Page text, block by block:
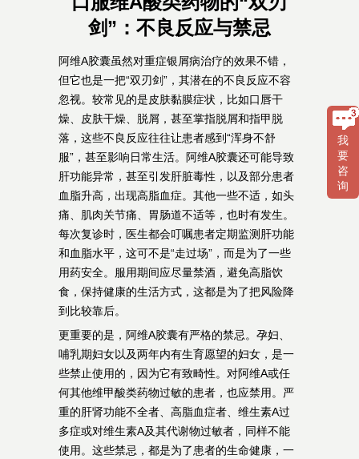
剑”：不良反应与禁忌
阿维A胶囊虽然对重症银屑病治疗的效果不错，
但它也是一把“双刃剑”，其潜在的不良反应不容
忽视。较常见的是皮肤黏膜症状，比如口唇干
燥、皮肤干燥、脱屑，甚至掌指脱屑和指甲脱
落，这些不良反应往往让患者感到“浑身不舒
服”，甚至影响日常生活。阿维A胶囊还可能导致
肝功能异常，甚至引发肝脏毒性，以及部分患者
血脂升高，出现高脂血症。其他一些不适，如头
痛、肌肉关节痛、胃肠道不适等，也时有发生。
每次复诊时，医生都会叮嘱患者定期监测肝功能
和血脂水平，这可不是“走过场”，而是为了一些
用药安全。服用期间应尽量禁酒，避免高脂饮
食，保持健康的生活方式，这都是为了把风险降
到比较靠后。
更重要的是，阿维A胶囊有严格的禁忌。孕妇、
哺乳期妇女以及两年内有生育愿望的妇女，是一
些禁止使用的，因为它有致畸性。对阿维A或任
何其他维甲酸类药物过敏的患者，也应禁用。严
重的肝肾功能不全者、高脂血症者、维生素A过
多症或对维生素A及其代谢物过敏者，同样不能
使用。这些禁忌，都是为了患者的生命健康，一
我
要
咨
询